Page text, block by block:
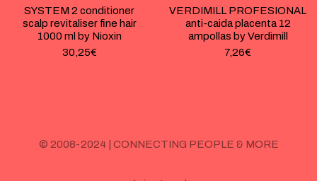
SYSTEM 2 conditioner
scalp revitaliser fine hair
1000 ml by Nioxin
30,25€
VERDIMILL PROFESIONAL
anti-caida placenta 12
ampollas by Verdimill
7,26€
© 2008-2024 | CONNECTING PEOPLE & MORE